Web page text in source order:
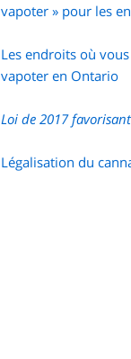
vapoter » pour les
Les endroits où
vapoter en Ontario
Loi de 2017
Légalisation du